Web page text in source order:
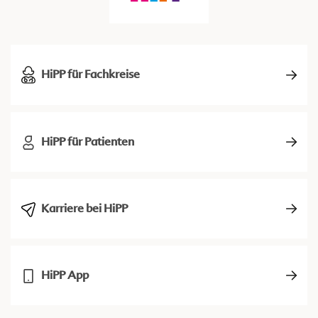
HiPP für Fachkreise
HiPP für Patienten
Karriere bei HiPP
HiPP App